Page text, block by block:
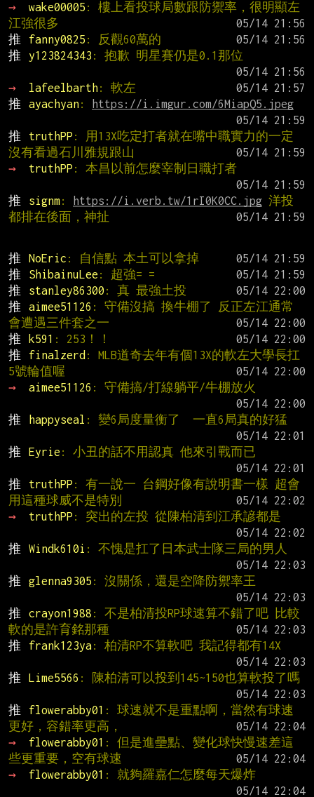
→
wake00005 : 樓上看投球局數跟防禦率，很明顯左
江強很多
推
fanny0825 : 反觀60萬的
推
y123824343 : 抱歉 明星賽仍是0.1那位
→
lafeelbarth: 軟左
推
ayachyan:
https://i.imgur.com/6MiapQ5.jpeg
推
truthPP : 用13X吃定打者就在嘴中職實力的一定
沒有看過石川雅規跟山
→
truthPP : 本昌以前怎麼宰制日職打者
推
signm: https://i.verb.tw/1rI0K0CC.jpg 洋投
都排在後面，神扯
推 NoEric : 自信點 本土可以拿掉
推
ShibainuLee : 超強= =
推
stanley86300 : 真 最強土投
推
aimee51126 : 守備沒搞 換牛棚了 反正左江通常
會遭遇三件套之一
推
k591 : 253！！
推
finalzerd : MLB道奇去年有個13X的軟左大學長扛
5號輪值喔
→
aimee51126 : 守備搞/打線躺平/牛棚放火
推
happyseal : 變6局度量衡了  一直6局真的好猛
推
Eyrie : 小丑的話不用認真 他來引戰而已
推
truthPP : 有一說一 台鋼好像有說明書一樣 超會
用這種球威不是特別
→
truthPP : 突出的左投 從陳柏清到江承諺都是
推
Windk610i : 不愧是扛了日本武士隊三局的男人
推
glenna9305 : 沒關係，還是空降防禦率王
推
crayon1988 : 不是柏清投RP球速算不錯了吧 比較
軟的是許育銘那種
推
frank123ya: 柏清RP不算軟吧 我記得都有14X
推
Lime5566 : 陳柏清可以投到145~150也算軟投了嗎
推
flowerabby01 : 球速就不是重點啊，當然有球速
更好，容錯率更高，
→
flowerabby01 : 但是進壘點、變化球快慢速差這
些更重要，空有球速
→
flowerabby01 : 就夠羅嘉仁怎麼每天爆炸